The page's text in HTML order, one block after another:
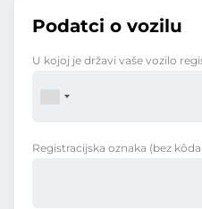
Podatci o vozilu
U kojoj je državi vaše vozilo
Registracijska oznaka (bez